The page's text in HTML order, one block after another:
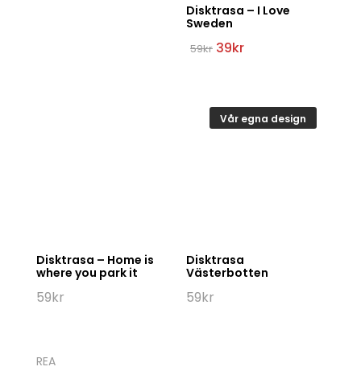
Disktrasa – I Love
Sweden
59kr Det
39krDet
Disktrasa – Home is
where you park it
59kr
Vår egna design
Disktrasa
Västerbotten
59kr
REA